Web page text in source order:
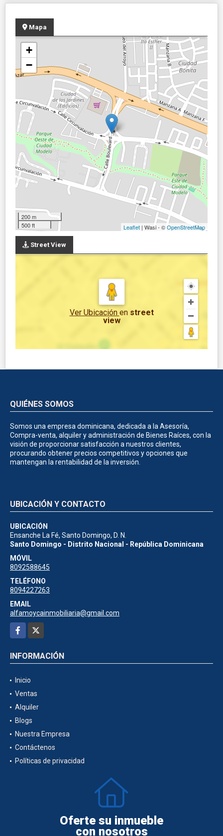
Mapa
+
−
200 m
500 ft
Leaflet | Wasi - ©OpenStreetMap
Street View
Ver Ubicación en street
view
QUIÉNES SOMOS
Somos una empresa dominicana, dedicada a la Asesoría,
Compra-venta, alquiler y administración de Bienes Raíces, con la
visión de proporcionar satisfacción a nuestros clientes,
procurando obtener precios competitivos y opciones que
mantengan la rentabilidad de la inversión.
UBICACIÓN Y CONTACTO
UBICACIÓN
Ensanche La Fé, Santo Domingo, D. N.
Santo Domingo - Distrito Nacional - República Dominicana
MÓVIL
8092588645
TELÉFONO
8094227263
EMAIL
alfamoycainmobiliaria@gmail.com
Facebook
INFORMACIÓN
Inicio
Ventas
Alquiler
Blogs
Nuestra Empresa
Contáctenos
Políticas de privacidad
Oferte su inmueble
con nosotros